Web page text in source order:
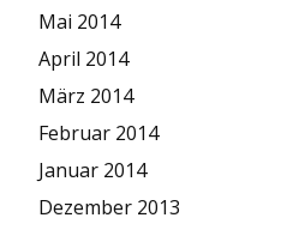
Mai 2014
April 2014
März 2014
Februar 2014
Januar 2014
Dezember 2013